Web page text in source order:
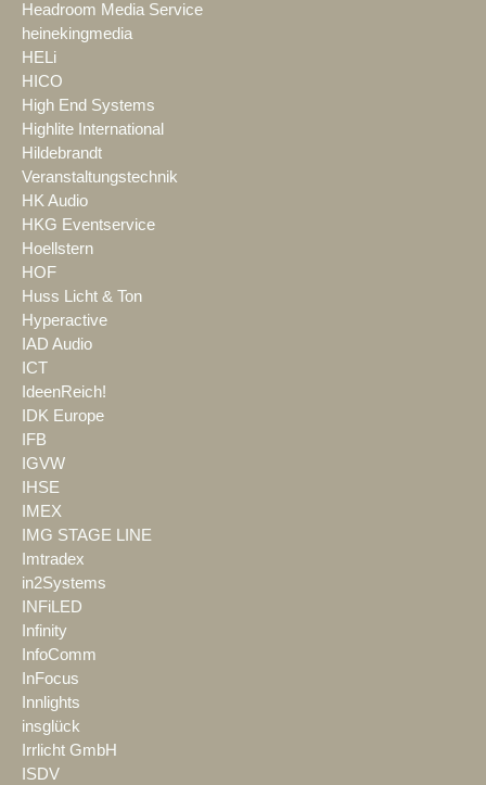
Headroom Media Service
heinekingmedia
HELi
HICO
High End Systems
Highlite International
Hildebrandt
Veranstaltungstechnik
HK Audio
HKG Eventservice
Hoellstern
HOF
Huss Licht & Ton
Hyperactive
IAD Audio
ICT
IdeenReich!
IDK Europe
IFB
IGVW
IHSE
IMEX
IMG STAGE LINE
Imtradex
in2Systems
INFiLED
Infinity
InfoComm
InFocus
Innlights
insglück
Irrlicht GmbH
ISDV